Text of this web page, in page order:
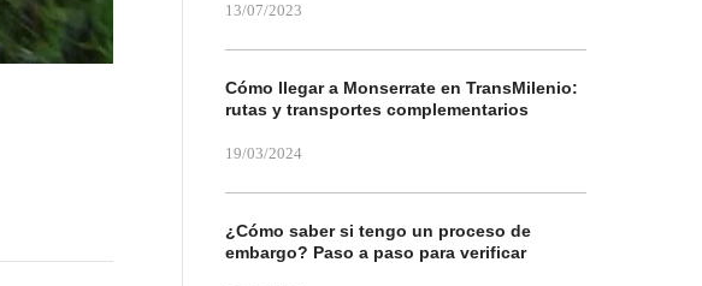
13/07/2023
Cómo llegar a Monserrate en TransMilenio:
rutas y transportes complementarios
19/03/2024
¿Cómo saber si tengo un proceso de
embargo? Paso a paso para verificar